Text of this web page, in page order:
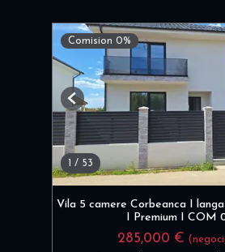
Comision 0%
1 / 53
Previous
Vila 5 camere Corbeanca I
I Premium I COM
285,000 €